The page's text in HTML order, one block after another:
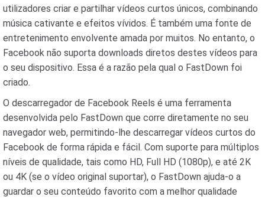
utilizadores criar e partilhar vídeos curtos únicos, combinando
música cativante e efeitos vívidos. É também uma fonte de
entretenimento envolvente amada por muitos. No entanto, o
Facebook não suporta downloads diretos destes vídeos para
o seu dispositivo. Essa é a razão pela qual o FastDown foi
criado.
O descarregador de Facebook Reels é uma ferramenta
desenvolvida pelo FastDown que corre diretamente no seu
navegador web, permitindo-lhe descarregar vídeos curtos do
Facebook de forma rápida e fácil. Com suporte para múltiplos
níveis de qualidade, tais como HD, Full HD (1080p), e até 2K
ou 4K (se o vídeo original suportar), o FastDown ajuda-o a
guardar o seu conteúdo favorito com a melhor qualidade